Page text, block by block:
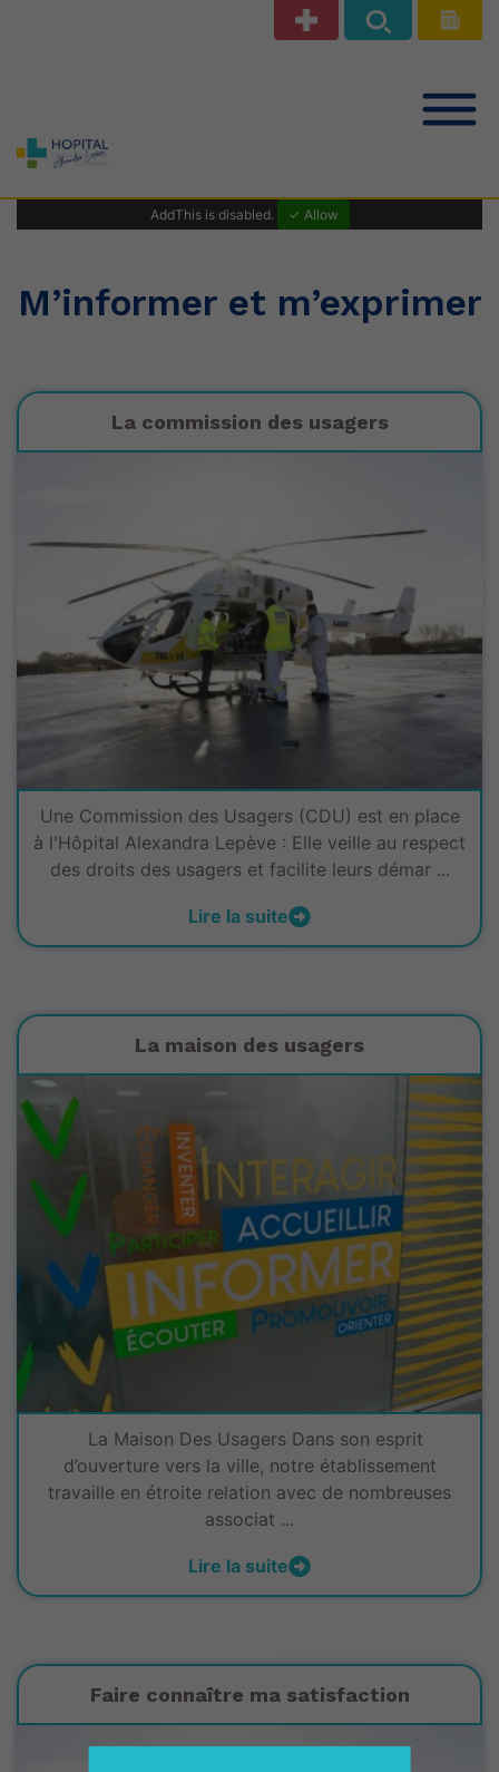
Notre offre de soins
Patients Public
Le Centre Hospitalier
AddThis is disabled. ✓ Allow
M’informer et m’exprimer
La commission des usagers
Une Commission des Usagers (CDU) est en place
à l'Hôpital Alexandra Lepève : Elle veille au respect
des droits des usagers et facilite leurs démar ...
Lire la suite
La maison des usagers
La Maison Des Usagers Dans son esprit
d’ouverture vers la ville, notre établissement
travaille en étroite relation avec de nombreuses
associat ...
Lire la suite
Faire connaître ma satisfaction